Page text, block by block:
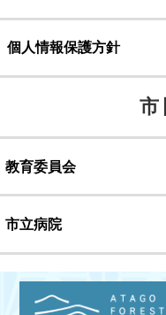
個人情報保護方針
教育委員会
市立病院
議会